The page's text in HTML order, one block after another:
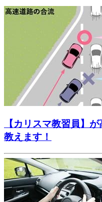
【カリスマ教習員】
教えます！